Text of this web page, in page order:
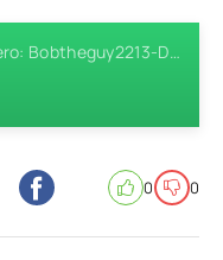
Nombre del fichero: Bobtheguy2213-Dungeon-Craft-Addon-MCPE-1.20.zip
0 0